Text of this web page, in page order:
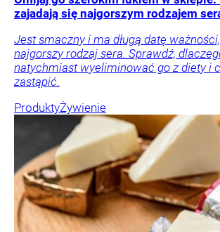
zajadają się najgorszym rodzajem
Jest smaczny i ma długą datę
najgorszy rodzaj sera. Sprawdź,
natychmiast wyeliminować go z diety i
zastąpić.
ProduktyŻywienie